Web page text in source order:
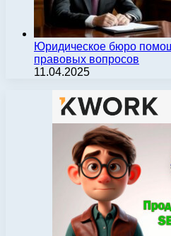
Юридическое бюро
правовых вопросов
11.04.2025